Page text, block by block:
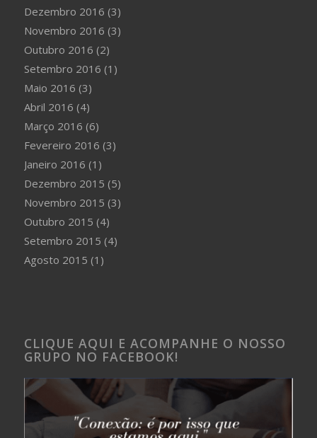
Dezembro 2016 (3)
Novembro 2016 (3)
Outubro 2016 (2)
Setembro 2016 (1)
Maio 2016 (3)
Abril 2016 (4)
Março 2016 (6)
Fevereiro 2016 (3)
Janeiro 2016 (1)
Dezembro 2015 (5)
Novembro 2015 (3)
Outubro 2015 (4)
Setembro 2015 (4)
Agosto 2015 (1)
CLIQUE AQUI E ACOMPANHE O NOSSO
GRUPO NO FACEBOOK!